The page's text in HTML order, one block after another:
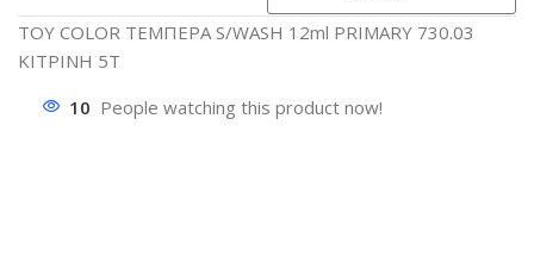
TOY COLOR ΤΕΜΠΕΡΑ S/WASH 12ml PRIMARY 730.03
ΚΙΤΡΙΝΗ 5Τ
10 People watching this product now!